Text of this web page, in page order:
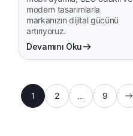
modern tasarımlarla
markanızın dijital gücünü
artırıyoruz.
Devamını Oku
1 2 … 9